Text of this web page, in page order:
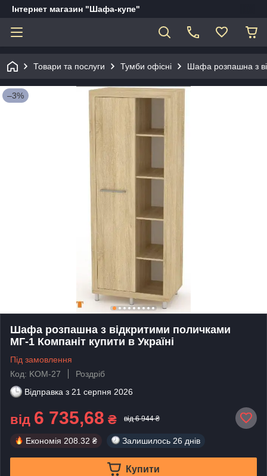
Інтернет магазин "Шафа-купе"
Товари та послуги Тумби офісні Шафа розпашна з
–3%
Шафа розпашна з відкритими поличками
МГ-1 Компаніт купити в Україні
Під замовлення
Код: KOM-27
Роздріб
Відправка з 21 серпня 2026
від 6 735,68 ₴ від 6 944 ₴
Економія 208.32 ₴ Залишилось 26 днів
Купити